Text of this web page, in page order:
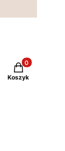
Produkty w
Koszyk